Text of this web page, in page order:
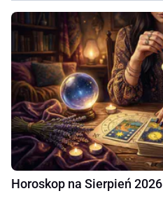
Horoskop na Sierpień 2026